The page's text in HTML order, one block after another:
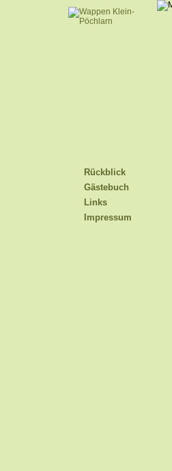
Rückblick
Gästebuch
Links
Impressum